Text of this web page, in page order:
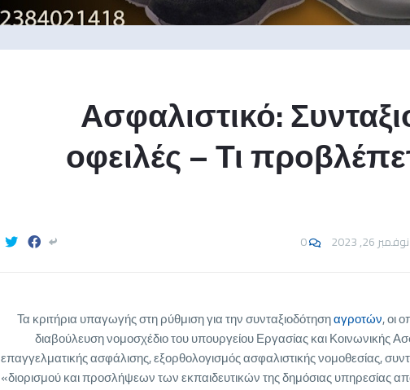
Ασφαλιστικό:
οφειλές – Τι
نوفمبر 26, 2023 0
Τα κριτήρια υπαγωγής στη ρύθμιση για την συνταξιοδότησηαγροτών, οι
διαβούλευση νομοσχέδιο του υπουργείου Εργασίας και Κοινωνικής
επαγγελματικής ασφάλισης, εξορθολογισμός ασφαλιστικής νομοθεσίας,
διορισμού και προσλήψεων των εκπαιδευτικών της δημόσιας υπηρεσίας